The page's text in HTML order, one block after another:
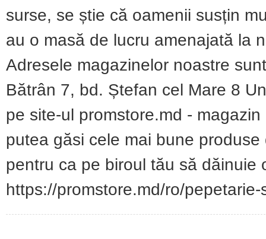
surse, se știe că oamenii susțin
au o masă de lucru amenajată la
Adresele magazinelor noastre
Bătrân 7, bd. Ștefan cel Mare 8
pe site-ul promstore.md -
putea găsi cele mai bune
pentru ca pe biroul tău să dăinuie
https://promstore.md/ro/pepetarie-